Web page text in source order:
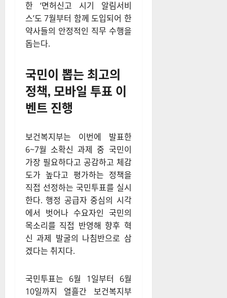
한 ‘면허신고 시기 알림서비
스’도 7월부터 함께 도입되어 한
약사들의 안정적인 직무 수행을
돕는다.
국민이 뽑는 최고의
정책, 모바일 투표 이
벤트 진행
보건복지부는 이번에 발표한
6~7월 소확신 과제 중 국민이
가장 필요하다고 공감하고 체감
도가 높다고 평가하는 정책을
직접 선정하는 국민투표를 실시
한다. 행정 공급자 중심의 시각
에서 벗어나 수요자인 국민의
목소리를 직접 반영해 향후 혁
신 과제 발굴의 나침반으로 삼
겠다는 취지다.
국민투표는 6월 1일부터 6월
10일까지 열흘간 보건복지부